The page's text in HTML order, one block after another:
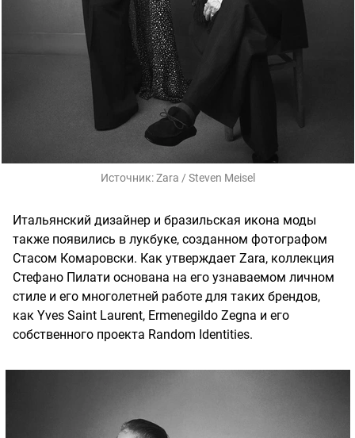
Источник:Zara / Steven Meisel
Итальянский дизайнер и бразильская икона моды
также появились в лукбуке, созданном фотографом
Стасом Комаровски. Как утверждает Zara, коллекция
Стефано Пилати основана на его узнаваемом личном
стиле и его многолетней работе для таких брендов,
как Yves Saint Laurent, Ermenegildo Zegna и его
собственного проекта Random Identities.